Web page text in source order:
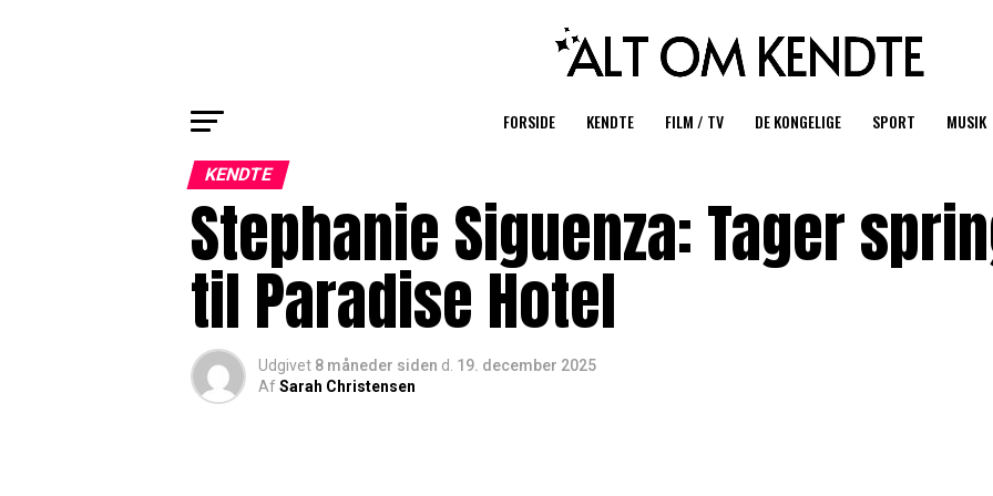
FORSIDE KENDTE FILM / TV DE KONGELIGE SPORT MUSIK
KENDTE
Stephanie Siguenza: Tager
til Paradise Hotel
Udgivet 8 måneder siden d. 19. december 2025
AfSarah Christensen